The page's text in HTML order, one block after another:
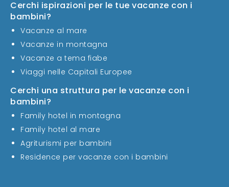
Cerchi ispirazioni per le tue vacanze con i
bambini?
Vacanze al mare
Vacanze in montagna
Vacanze a tema fiabe
Viaggi nelle Capitali Europee
Cerchi una struttura per le vacanze con i
bambini?
Family hotel in montagna
Family hotel al mare
Agriturismi per bambini
Residence per vacanze con i bambini